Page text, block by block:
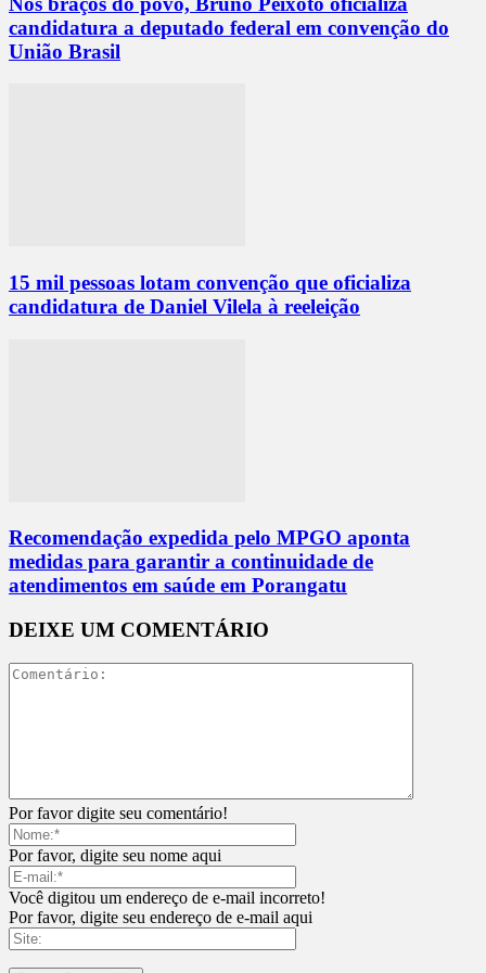
candidatura a deputado federal em convenção do
União Brasil
15 mil pessoas lotam convenção que oficializa
candidatura de Daniel Vilela à reeleição
Recomendação expedida pelo MPGO aponta
medidas para garantir a continuidade de
atendimentos em saúde em Porangatu
DEIXE UM COMENTÁRIO
Por favor digite seu comentário!
Por favor, digite seu nome aqui
Você digitou um endereço de e-mail incorreto!
Por favor, digite seu endereço de e-mail aqui